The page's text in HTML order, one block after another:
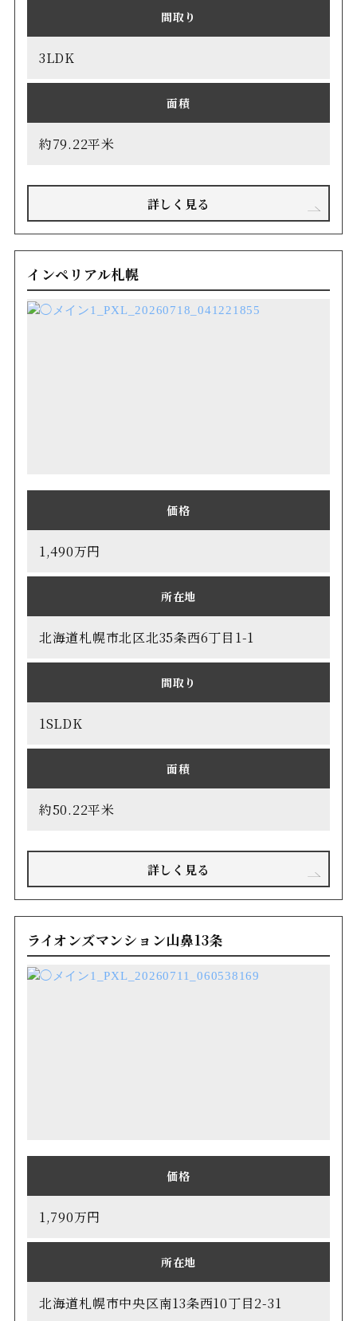
間取り
3LDK
面積
約79.22平米
詳しく見る
インペリアル札幌
価格
1,490万円
所在地
北海道札幌市北区北35条西6丁目1-1
間取り
1SLDK
面積
約50.22平米
詳しく見る
ライオンズマンション山鼻13条
価格
1,790万円
所在地
北海道札幌市中央区南13条西10丁目2-31